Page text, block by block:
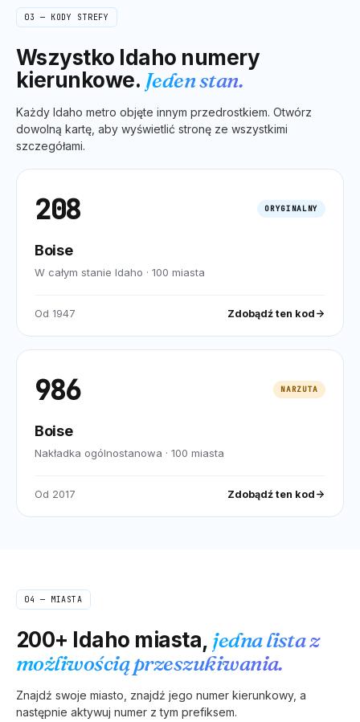
03 — KODY STREFY
Wszystko Idaho numery
kierunkowe. Jeden stan.
Każdy Idaho metro objęte innym przedrostkiem. Otwórz
dowolną kartę, aby wyświetlić stronę ze wszystkimi
szczegółami.
208 ORYGINALNY
Boise
W całym stanie Idaho · 100 miasta
Od 1947 Zdobądź ten kod
986 NARZUTA
Boise
Nakładka ogólnostanowa · 100 miasta
Od 2017 Zdobądź ten kod
04 — MIASTA
200+ Idaho miasta, jedna lista z
możliwością przeszukiwania.
Znajdź swoje miasto, znajdź jego numer kierunkowy, a
następnie aktywuj numer z tym prefiksem.